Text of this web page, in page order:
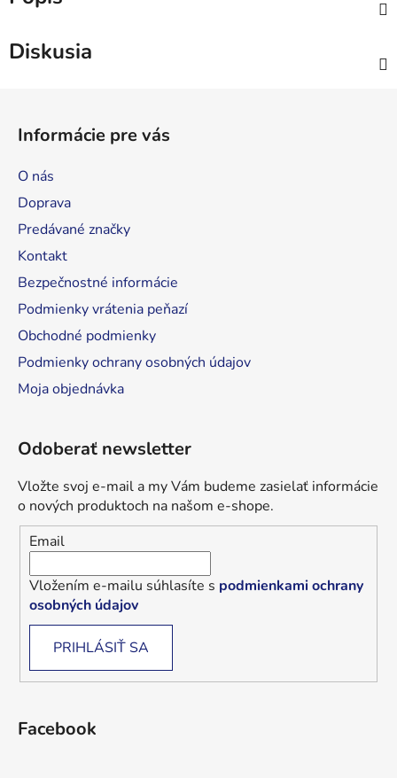
Diskusia
Informácie pre vás
O nás
Doprava
Predávané značky
Kontakt
Bezpečnostné informácie
Podmienky vrátenia peňazí
Obchodné podmienky
Podmienky ochrany osobných údajov
Moja objednávka
Odoberať newsletter
Vložte svoj e-mail a my Vám budeme zasielať informácie
o nových produktoch na našom e-shope.
Email
Vložením e-mailu súhlasíte s podmienkami ochrany
osobných údajov
PRIHLÁSIŤ SA
Facebook